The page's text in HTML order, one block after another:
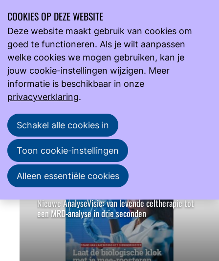
Nederlandse Vereniging van
bioMedisch
Laboratoriummedewerkers
De NVML is een beroepsvereniging. Wij behartigen
de belangen van alle (bio)medisch laboratorium­
Nieuws van NVML
Nieuwe AnalyseVisie: van levende celtherapie tot
een MRD-analyse in drie seconden
COOKIES OP DEZE WEBSITE
Deze website maakt gebruik van cookies om
goed te functioneren. Als je wilt aanpassen
welke cookies we mogen gebruiken, kan je
jouw cookie-instellingen wijzigen. Meer
informatie is beschikbaar in onze
privacyverklaring.
Schakel alle cookies in
Toon cookie-instellingen
Alleen essentiële cookies